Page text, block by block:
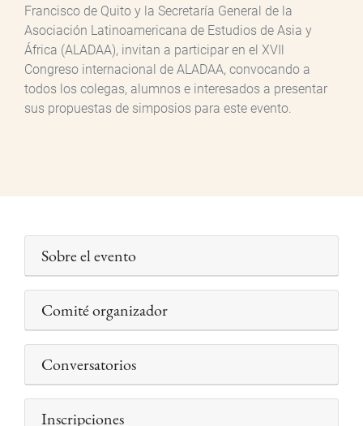
Francisco de Quito y la Secretaría General de la
Asociación Latinoamericana de Estudios de Asia y
África (ALADAA), invitan a participar en el XVIl
Congreso internacional de ALADAA, convocando a
todos los colegas, alumnos e interesados a presentar
sus propuestas de simposios para este evento.
Sobre el evento
Comité organizador
Conversatorios
Inscripciones